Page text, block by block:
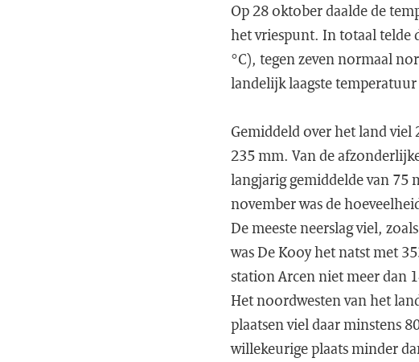
Op 28 oktober daalde de
het vriespunt. In totaal telde
°C), tegen zeven normaal
landelijk laagste temperatuur
Gemiddeld over het land
235 mm. Van de
langjarig gemiddelde van
november was de
De meeste neerslag viel,
was De Kooy het natst met
station Arcen niet meer dan
Het noordwesten van het
plaatsen viel daar minstens
willekeurige plaats minder